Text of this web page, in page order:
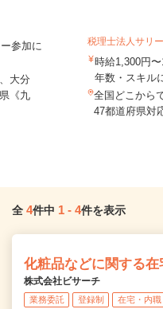
参加に
大分
《九
税理士法人サリ
時給1,300円
年数・スキル
全国どこから
47都道府県対
全 4件中 1 - 4件を表示
化粧品などに関する
株式会社ビサーチ
業務委託 登録制 在宅・内職